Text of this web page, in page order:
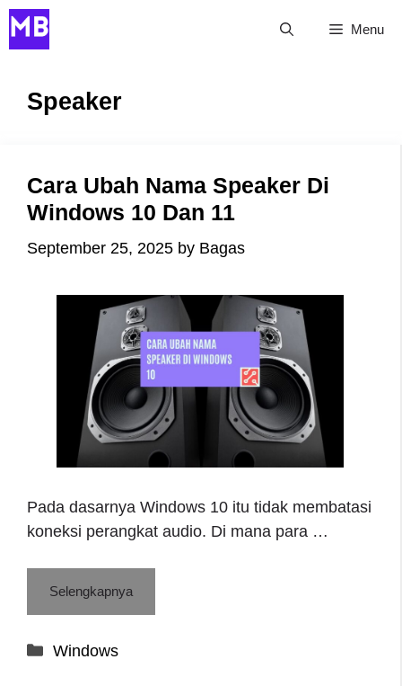
Skip
to
Menu
Speaker
Cara Ubah Nama Speaker Di
Windows 10 Dan 11
September 25, 2025 by Bagas
Pada dasarnya Windows 10 itu tidak membatasi
koneksi perangkat audio. Di mana para …
Selengkapnya
Categories
Windows